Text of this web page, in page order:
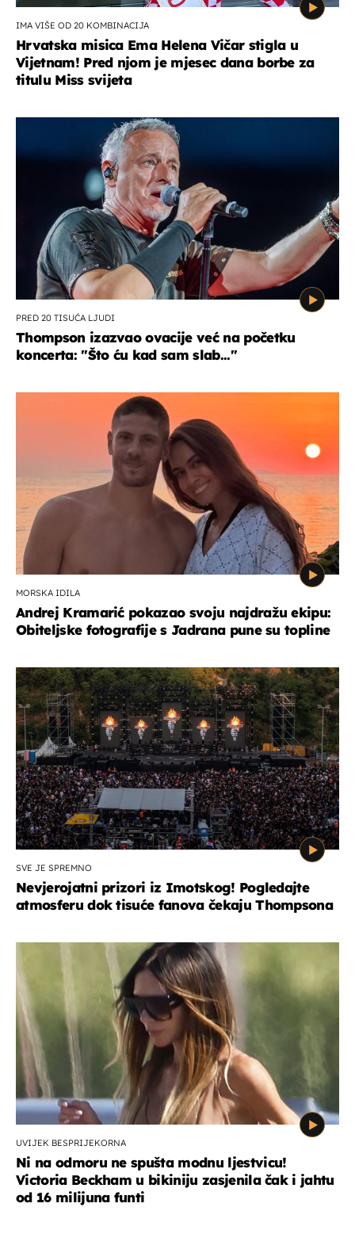
IMA VIŠE OD 20 KOMBINACIJA
Hrvatska misica Ema Helena Vičar stigla u
Vijetnam! Pred njom je mjesec dana borbe za
titulu Miss svijeta
PRED 20 TISUĆA LJUDI
Thompson izazvao ovacije već na početku
koncerta: "Što ću kad sam slab..."
MORSKA IDILA
Andrej Kramarić pokazao svoju najdražu ekipu:
Obiteljske fotografije s Jadrana pune su topline
SVE JE SPREMNO
Nevjerojatni prizori iz Imotskog! Pogledajte
atmosferu dok tisuće fanova čekaju Thompsona
UVIJEK BESPRIJEKORNA
Ni na odmoru ne spušta modnu ljestvicu!
Victoria Beckham u bikiniju zasjenila čak i jahtu
od 16 milijuna funti